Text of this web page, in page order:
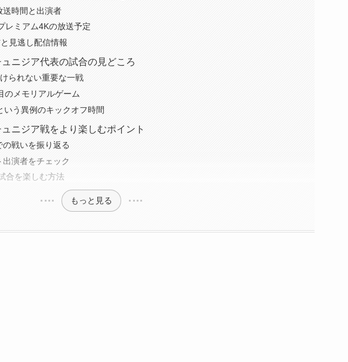
送時間と出演者
レミアム4Kの放送予定
見逃し配信情報
ニジア代表の試合の見どころ
られない重要な一戦
のメモリアルゲーム
いう異例のキックオフ時間
ニジア戦をより楽しむポイント
の戦いを振り返る
演者をチェック
合を楽しむ方法
もっと見る